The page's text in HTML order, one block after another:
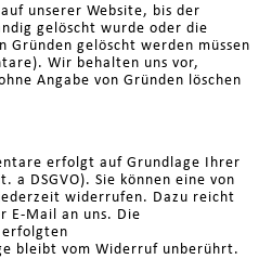
unserer Website, bis der
gelöscht wurde oder die
Gründen gelöscht werden müssen
Wir behalten uns vor,
Angabe von Gründen löschen
erfolgt auf Grundlage Ihrer
a DSGVO). Sie können eine von
widerrufen. Dazu reicht
E-Mail an uns. Die
bleibt vom Widerruf unberührt.